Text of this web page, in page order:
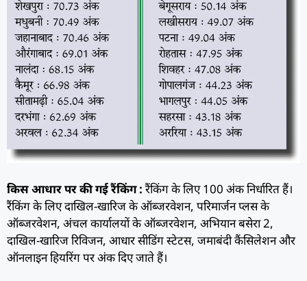
किस आधार पर की गई रैंकिंग :रैंकिंग के लिए 100 अंक निर्धारित हैं।
रैंकिंग के लिए दाखिल-खारिज के ऑब्जरवेशन, परिमार्जन प्लस के
ऑब्जरवेशन, अंचल कार्यालयों के ऑब्जरवेशन, अभियान बसेरा 2,
दाखिल-खारिज रिविजन, आधार सीडिंग स्टेटस, जमाबंदी कैंसिलेशन और
ऑनलाइन हियरिंग पर अंक दिए जाते हैं।